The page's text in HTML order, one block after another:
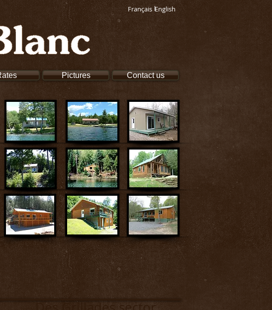
Français English
Pictures Contact us